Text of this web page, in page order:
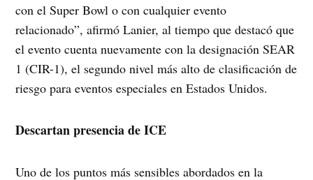
con el Super Bowl o con cualquier evento
relacionado”, afirmó Lanier, al tiempo que destacó que
el evento cuenta nuevamente con la designación SEAR
1 (CIR-1), el segundo nivel más alto de clasificación de
riesgo para eventos especiales en Estados Unidos.
Descartan presencia de ICE
Uno de los puntos más sensibles abordados en la